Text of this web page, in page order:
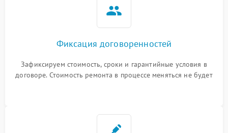
Фиксация договоренностей
Зафиксируем стоимость, сроки и гарантийные условия в
договоре. Стоимость ремонта в процессе меняться не будет